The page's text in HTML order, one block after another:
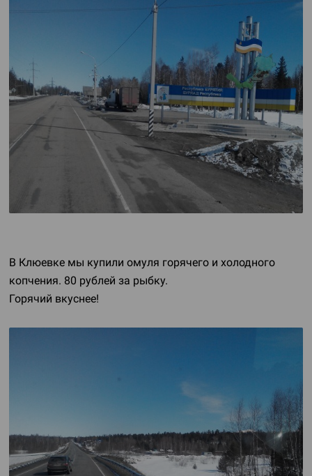
В Клюевке мы купили омуля горячего и холодного
копчения. 80 рублей за рыбку.
Горячий вкуснее!